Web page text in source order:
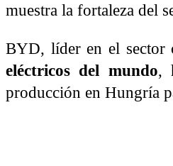
muestra la fortaleza del
BYD, líder en el
eléctricos del mundo,
producción en Hungría